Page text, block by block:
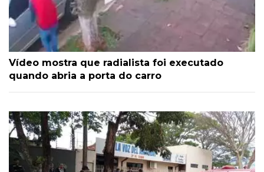
Vídeo mostra que radialista foi executado
quando abria a porta do carro